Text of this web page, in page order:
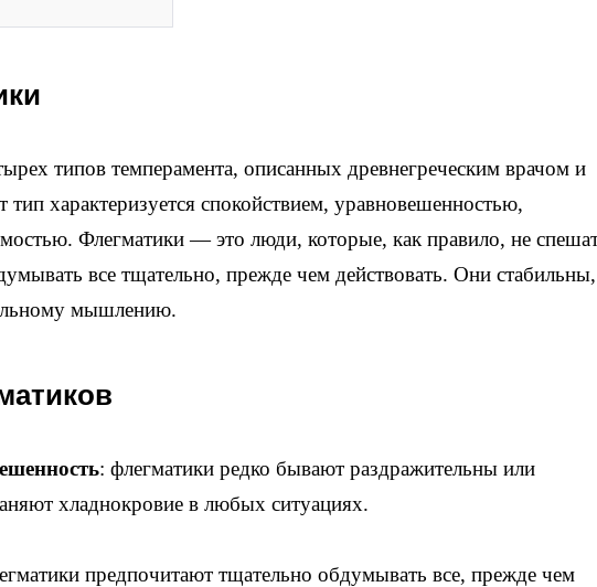
типов темперамента, описанных древнегреческим врачом и
характеризуется спокойствием, уравновешенностью,
Флегматики — это люди, которые, как правило, не
все тщательно, прежде чем действовать. Они стабильны,
мышлению.
: флегматики редко бывают раздражительны или
хладнокровие в любых ситуациях.
предпочитают тщательно обдумывать все, прежде чем